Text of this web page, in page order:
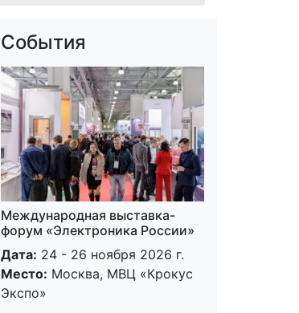
События
Международная выставка-
форум «Электроника России»
Дата: 24 - 26 ноября 2026 г.
Место: Москва, МВЦ «Крокус
Экспо»